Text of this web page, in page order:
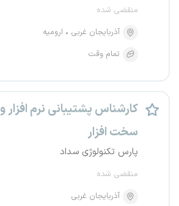
منقضی شده
آذربایجان غربی
ارومیه
تمام وقت
کارشناس پشتیبانی نرم افزار و
سخت افزار
پارس تکنولوژی سداد
منقضی شده
آذربایجان غربی